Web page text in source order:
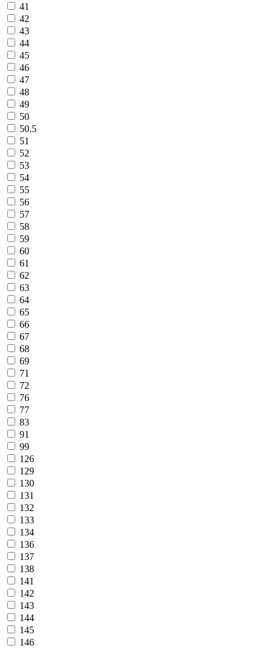
41
42
43
44
45
46
47
48
49
50
50.5
51
52
53
54
55
56
57
58
59
60
61
62
63
64
65
66
67
68
69
71
72
76
77
83
91
99
126
129
130
131
132
133
134
136
137
138
141
142
143
144
145
146